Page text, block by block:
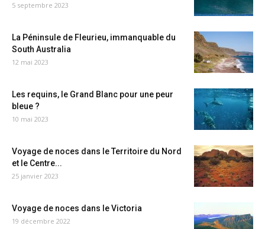
5 septembre 2023
La Péninsule de Fleurieu, immanquable du
South Australia
12 mai 2023
Les requins, le Grand Blanc pour une peur
bleue ?
10 mai 2023
Voyage de noces dans le Territoire du Nord
et le Centre...
25 janvier 2023
Voyage de noces dans le Victoria
19 décembre 2022